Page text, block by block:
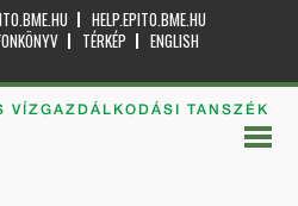
HELP.EPITO.BME.HU
TÉRKÉP
ENGLISH
VÍZGAZDÁLKODÁSI TANSZÉK